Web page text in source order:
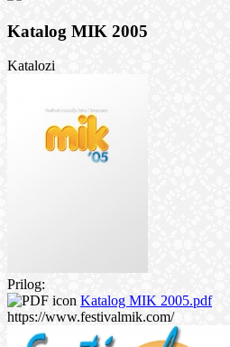
Katalog MIK 2005
Katalozi
Prilog:
Katalog MIK 2005.pdf
https://www.festivalmik.com/